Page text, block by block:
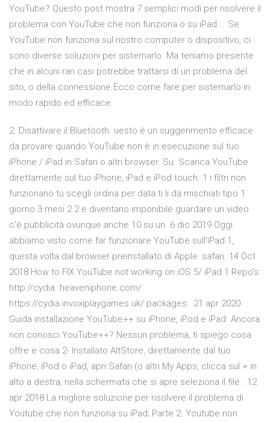
YouTube? Questo post mostra 7 semplici modi per risolvere il
problema con YouTube che non funziona o su iPad … Se
YouTube non funziona sul nostro computer o dispositivo, ci
sono diverse soluzioni per sistemarlo. Ma teniamo presente
che in alcuni rari casi potrebbe trattarsi di un problema del
sito, o della connessione.Ecco come fare per sistemarlo in
modo rapido ed efficace.
2. Disattivare il Bluetooth. uesto è un suggerimento efficace
da provare quando YouTube non è in esecuzione sul tuo
iPhone / iPad in Safari o altri browser. Su Scarica YouTube
direttamente sul tuo iPhone, iPad e iPod touch. 1 i filtri non
funzionano tu scegli ordina per data ti li da mischiati tipo 1
giorno 3 mesi 2 2 e diventano imponibile guardare un video
c'è pubblicità ovunque anche 10 su un 6 dic 2019 Oggi
abbiamo visto come far funzionare YouTube sull'iPad 1,
questa volta dal browser preinstallato di Apple: safari. 14 Oct
2018 How to FIX YouTube not working on iOS 5/ iPad 1 Repo's:
http://cydia. heaveniphone.com/
https://cydia.invoxiplaygames.uk/ packages: 21 apr 2020
Guida installazione YouTube++ su iPhone, iPod e iPad. Ancora
non conosci YouTube++? Nessun problema, ti spiego cosa
offre e cosa 2- Installato AltStore, direttamente dal tuo
iPhone, iPod o iPad, apri Safari (o altri My Apps, clicca sul + in
alto a destra, nella schermata che si apre seleziona il file . 12
apr 2018 La migliore soluzione per risolvere il problema di
Youtube che non funziona su iPad; Parte 2. Youtube non